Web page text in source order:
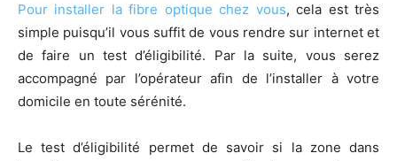
Pour installer la fibre optique chez vous, cela est très
simple puisqu’il vous suffit de vous rendre sur internet et
de faire un test d’éligibilité. Par la suite, vous serez
accompagné par l’opérateur afin de l’installer à votre
domicile en toute sérénité.
Le test d’éligibilité permet de savoir si la zone dans